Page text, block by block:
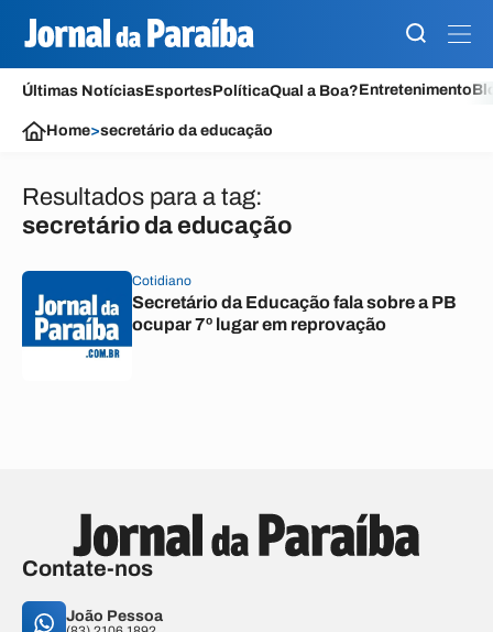
Últimas NotíciasEsportesPolíticaQual a Boa?Entretenimento
Home>secretário da educação
Resultados para a tag:
secretário da educação
Cotidiano
Secretário da Educação fala sobre a PB
ocupar 7º lugar em reprovação
Contate-nos
João Pessoa